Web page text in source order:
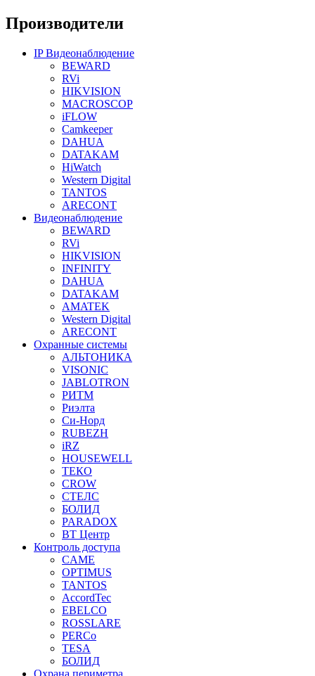
Производители
IP Видеонаблюдение
BEWARD
RVi
HIKVISION
MACROSCOP
iFLOW
Camkeeper
DAHUA
DATAKAM
HiWatch
Western Digital
TANTOS
ARECONT
Видеонаблюдение
BEWARD
RVi
HIKVISION
INFINITY
DAHUA
DATAKAM
AMATEK
Western Digital
ARECONT
Охранные системы
АЛЬТОНИКА
VISONIC
JABLOTRON
РИТМ
Риэлта
Си-Норд
RUBEZH
iRZ
HOUSEWELL
ТЕКО
CROW
СТЕЛС
БОЛИД
PARADOX
ВТ Центр
Контроль доступа
CAME
OPTIMUS
TANTOS
AccordTec
EBELCO
ROSSLARE
PERCo
TESA
БОЛИД
Охрана периметра